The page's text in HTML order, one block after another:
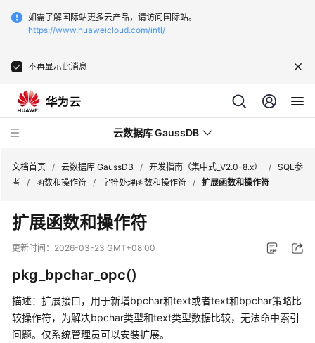
如需了解国际站更多云产品，请访问国际站。
https://www.huaweicloud.com/intl/
不再显示此消息
云数据库 GaussDB
新
动
务
公
告
文档首页 / 云数据库 GaussDB / 开发指南（集中式_V2.0-8.x） / SQL参
考 / 函数和操作符 / 字符处理函数和操作符 / 扩展函数和操作符
扩展函数和操作符
更新时间： 2026-03-23 GMT+08:00
pkg_bpchar_opc()
描述：扩展接口，用于新增bpchar和text或者text和bpchar策略比
较操作符，为解决bpchar类型和text类型数据比较，无法命中索引
问题。仅系统管理员可以安装扩展。